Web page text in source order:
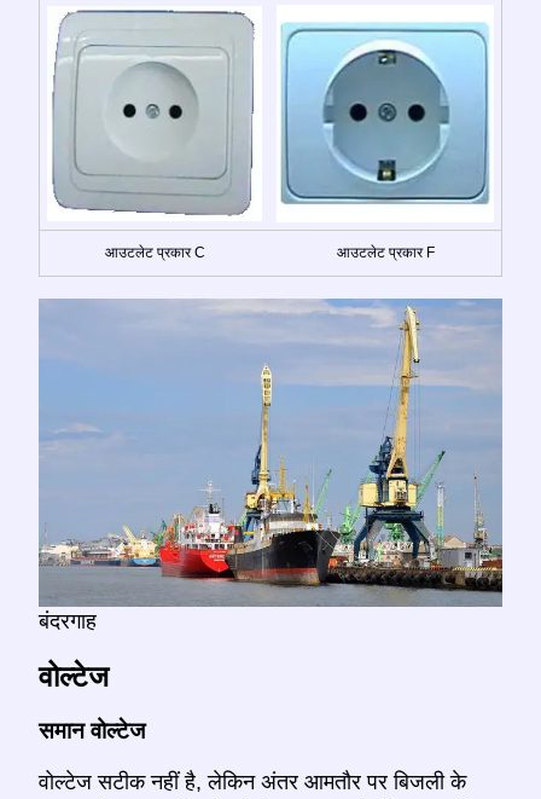
आउटलेट प्रकार C आउटलेट प्रकार F
बंदरगाह
वोल्टेज
समान वोल्टेज
वोल्टेज सटीक नहीं है, लेकिन अंतर आमतौर पर बिजली के